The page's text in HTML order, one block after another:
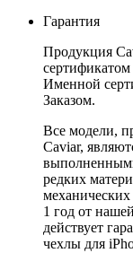
Гарантия
Продукция
Именной
Заказом.
Все модели,
Caviar,
редких
механических
1 год от
действует
чехлы для